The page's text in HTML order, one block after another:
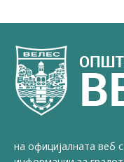
на официјалната веб